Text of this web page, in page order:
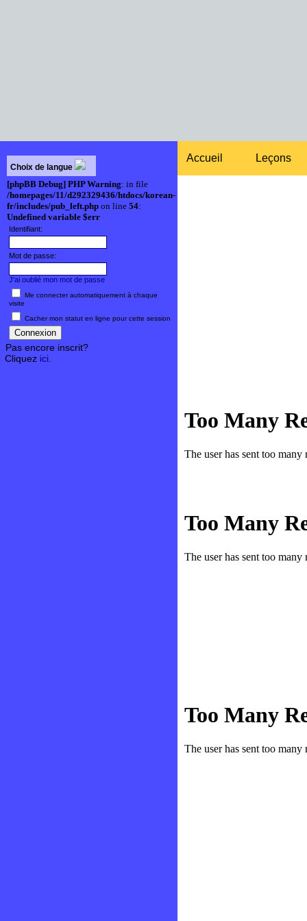
Choix de langue
[phpBB Debug] PHP Warning: in file
/homepages/11/d292329436/htdocs/korean-
fr/includes/pub_left.php on line 54:
Undefined variable $err
Identifiant:
Mot de passe:
J'ai oublié mon mot de passe
Me connecter automatiquement à chaque
visite
Cacher mon statut en ligne pour cette session
Pas encore inscrit?
Cliquez ici
Accueil Leçons